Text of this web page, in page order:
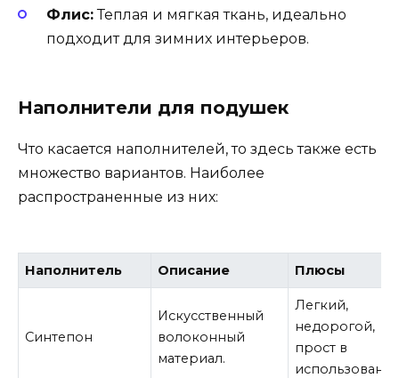
Флис:Теплая и мягкая ткань, идеально
подходит для зимних интерьеров.
Наполнители для подушек
Что касается наполнителей, то здесь также есть
множество вариантов. Наиболее
распространенные из них:
Наполнитель Описание Плюсы
Синтепон
Искусственный
волоконный
материал.
Легкий,
недорогой,
прост в